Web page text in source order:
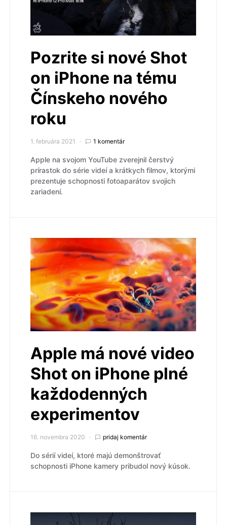
Pozrite si nové Shot
on iPhone na tému
Čínskeho nového
roku
1. februára 2021 1 komentár
Apple na svojom YouTube zverejnil čerstvý
prírastok do série videí a krátkych filmov, ktorými
prezentuje schopnosti fotoaparátov svojich
zariadení.
Apple má nové video
Shot on iPhone plné
každodenných
experimentov
16. novembra 2020 pridaj komentár
Do sérií videí, ktoré majú demonštrovať
schopnosti iPhone kamery pribudol nový kúsok.